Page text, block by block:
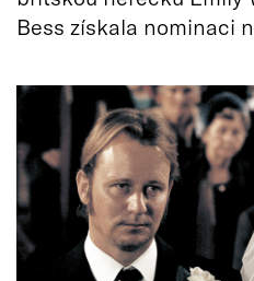
Bess získala nominaci